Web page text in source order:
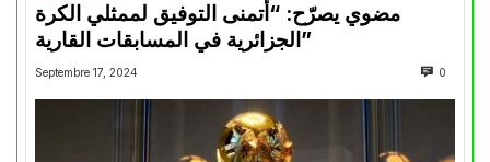
مضوي يصرّح: “أتمنى التوفيق لممثلي الكرة
الجزائرية في المسابقات القارية”
Septembre 17, 2024 0